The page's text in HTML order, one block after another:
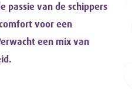
passie van de schippers
voor een
een mix van